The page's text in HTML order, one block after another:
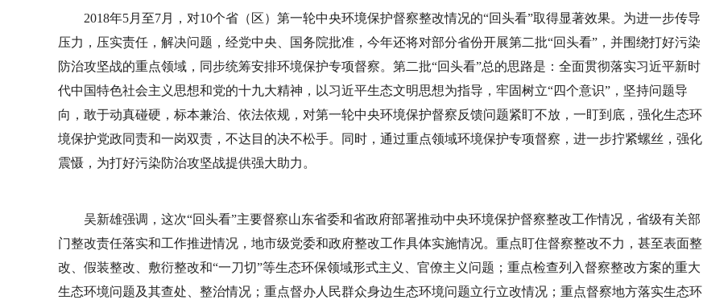
2018年5月至7月，对10个省（区）第一轮中央环境保护督察整改情况的“回头看”取得显著效果。为进一步传导
压力，压实责任，解决问题，经党中央、国务院批准，今年还将对部分省份开展第二批“回头看”，并围绕打好污染
防治攻坚战的重点领域，同步统筹安排环境保护专项督察。第二批“回头看”总的思路是：全面贯彻落实习近平新时
代中国特色社会主义思想和党的十九大精神，以习近平生态文明思想为指导，牢固树立“四个意识”，坚持问题导
向，敢于动真碰硬，标本兼治、依法依规，对第一轮中央环境保护督察反馈问题紧盯不放，一盯到底，强化生态环
境保护党政同责和一岗双责，不达目的决不松手。同时，通过重点领域环境保护专项督察，进一步拧紧螺丝，强化
震慑，为打好污染防治攻坚战提供强大助力。
吴新雄强调，这次“回头看”主要督察山东省委和省政府部署推动中央环境保护督察整改工作情况，省级有关部
门整改责任落实和工作推进情况，地市级党委和政府整改工作具体实施情况。重点盯住督察整改不力，甚至表面整
改、假装整改、敷衍整改和“一刀切”等生态环保领域形式主义、官僚主义问题；重点检查列入督察整改方案的重大
生态环境问题及其查处、整治情况；重点督办人民群众身边生态环境问题立行立改情况；重点督察地方落实生态环